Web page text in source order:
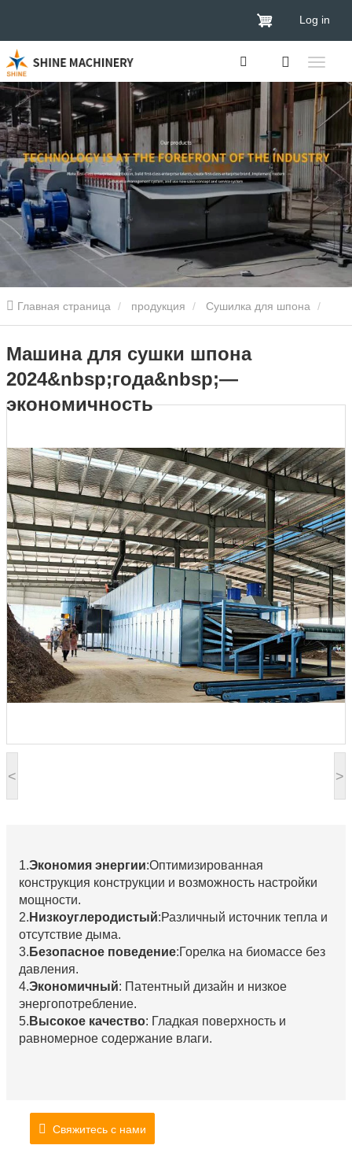
Log in
Главная страница продукция Сушилка для шпона
Сушилка для шпона древесины
2024 года — экономичность
< >
Машина для сушки шпона
2024&nbsp;года&nbsp;—
экономичность
1.Экономия энергии:Оптимизированная
конструкция конструкции и возможность настройки
мощности.
2. Низкоуглеродистый:Различный источник тепла и
отсутствие дыма.
3. Безопасное поведение:Горелка на биомассе без
давления.
4.Экономичный: Патентный дизайн и низкое
энергопотребление.
5. Высокое качество: Гладкая поверхность и
равномерное содержание влаги.
Свяжитесь с нами